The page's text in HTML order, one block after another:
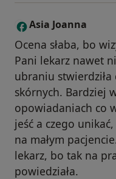
A Asia Joanna
Ocena słaba, bo
Pani lekarz nawet
ubraniu stwierdziła
skórnych. Bardziej
opowiadaniach co
jeść a czego
na małym
lekarz, bo tak na
powiedziała.